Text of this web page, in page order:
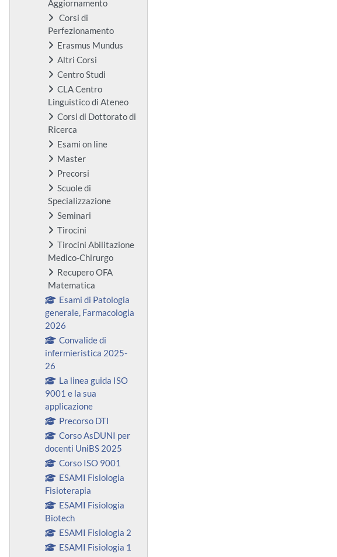
Aggiornamento
Corsi di
Perfezionamento
Erasmus Mundus
Altri Corsi
Centro Studi
CLA Centro
Linguistico di Ateneo
Corsi di Dottorato di
Ricerca
Esami on line
Master
Precorsi
Scuole di
Specializzazione
Seminari
Tirocini
Tirocini Abilitazione
Medico-Chirurgo
Recupero OFA
Matematica
Esami di Patologia
generale, Farmacologia
2026
Convalide di
infermieristica 2025-
26
La linea guida ISO
9001 e la sua
applicazione
Precorso DTI
Corso AsDUNI per
docenti UniBS 2025
Corso ISO 9001
ESAMI Fisiologia
Fisioterapia
ESAMI Fisiologia
Biotech
ESAMI Fisiologia 2
ESAMI Fisiologia 1